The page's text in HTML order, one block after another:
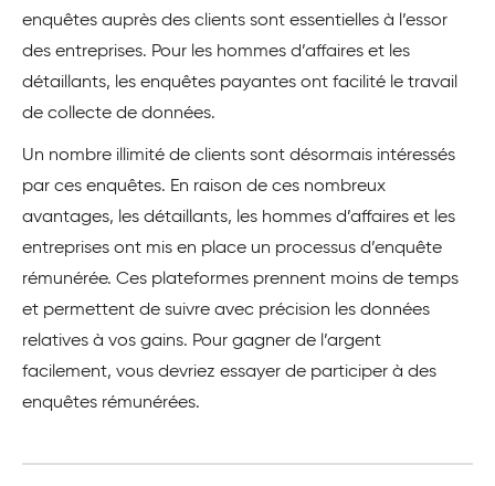
enquêtes auprès des clients sont essentielles à l’essor
des entreprises. Pour les hommes d’affaires et les
détaillants, les enquêtes payantes ont facilité le travail
de collecte de données.
Un nombre illimité de clients sont désormais intéressés
par ces enquêtes. En raison de ces nombreux
avantages, les détaillants, les hommes d’affaires et les
entreprises ont mis en place un processus d’enquête
rémunérée. Ces plateformes prennent moins de temps
et permettent de suivre avec précision les données
relatives à vos gains. Pour gagner de l’argent
facilement, vous devriez essayer de participer à des
enquêtes rémunérées.